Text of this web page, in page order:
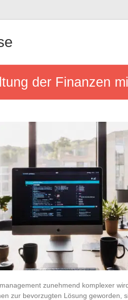
der Finanzen
zunehmend komplexer
zur bevorzugten Lösung geworden,